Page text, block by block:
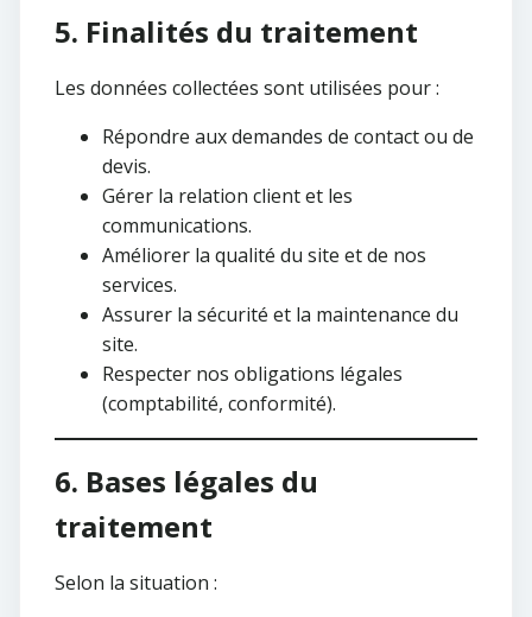
5. Finalités du traitement
Les données collectées sont utilisées pour :
Répondre aux demandes de contact ou de
devis.
Gérer la relation client et les
communications.
Améliorer la qualité du site et de nos
services.
Assurer la sécurité et la maintenance du
site.
Respecter nos obligations légales
(comptabilité, conformité).
6. Bases légales du
traitement
Selon la situation :